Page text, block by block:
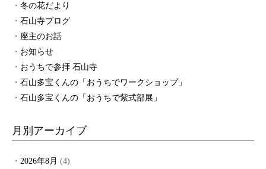
冬の花だより
石山寺ブログ
座主のお話
お知らせ
おうちで参拝 石山寺
石山多宝くんの「おうちでワークショップ」
石山多宝くんの「おうちで紫式部展」
月別アーカイブ
2026年8月 (4)